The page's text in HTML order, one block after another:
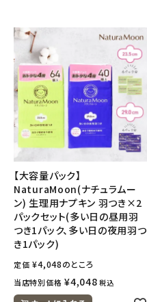
【大容量パック】
NaturaMoon(ナチュラムー
ン) 生理用ナプキン 羽つき×2
パックセット(多い日の昼用羽
つき1パック、多い日の夜用羽つ
き1パック)
定価 ¥4,048のところ
当店特別価格 ¥4,048 税込